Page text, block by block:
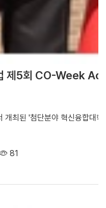
제5회 CO-Week
최된 '첨단분야 혁신융합대
81